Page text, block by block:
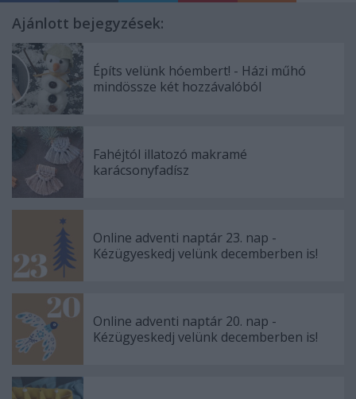
Ajánlott bejegyzések:
Építs velünk hóembert! - Házi műhó
mindössze két hozzávalóból
Fahéjtól illatozó makramé
karácsonyfadísz
Online adventi naptár 23. nap -
Kézügyeskedj velünk decemberben is!
Online adventi naptár 20. nap -
Kézügyeskedj velünk decemberben is!